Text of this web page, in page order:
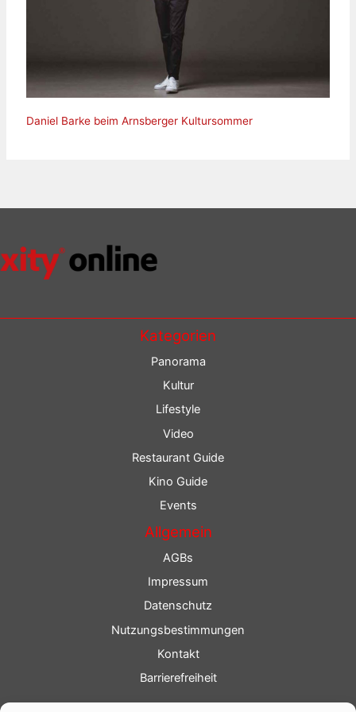
Daniel Barke beim Arnsberger Kultursommer
Kategorien
Panorama
Kultur
Lifestyle
Video
Restaurant Guide
Kino Guide
Events
Allgemein
AGBs
Impressum
Datenschutz
Nutzungsbestimmungen
Kontakt
Barrierefreiheit